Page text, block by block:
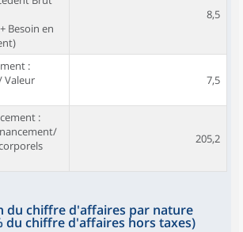
Besoin en
8,5
:
Valeur
7,5
:
205,2
du chiffre d'affaires par nature
du chiffre d'affaires hors taxes)